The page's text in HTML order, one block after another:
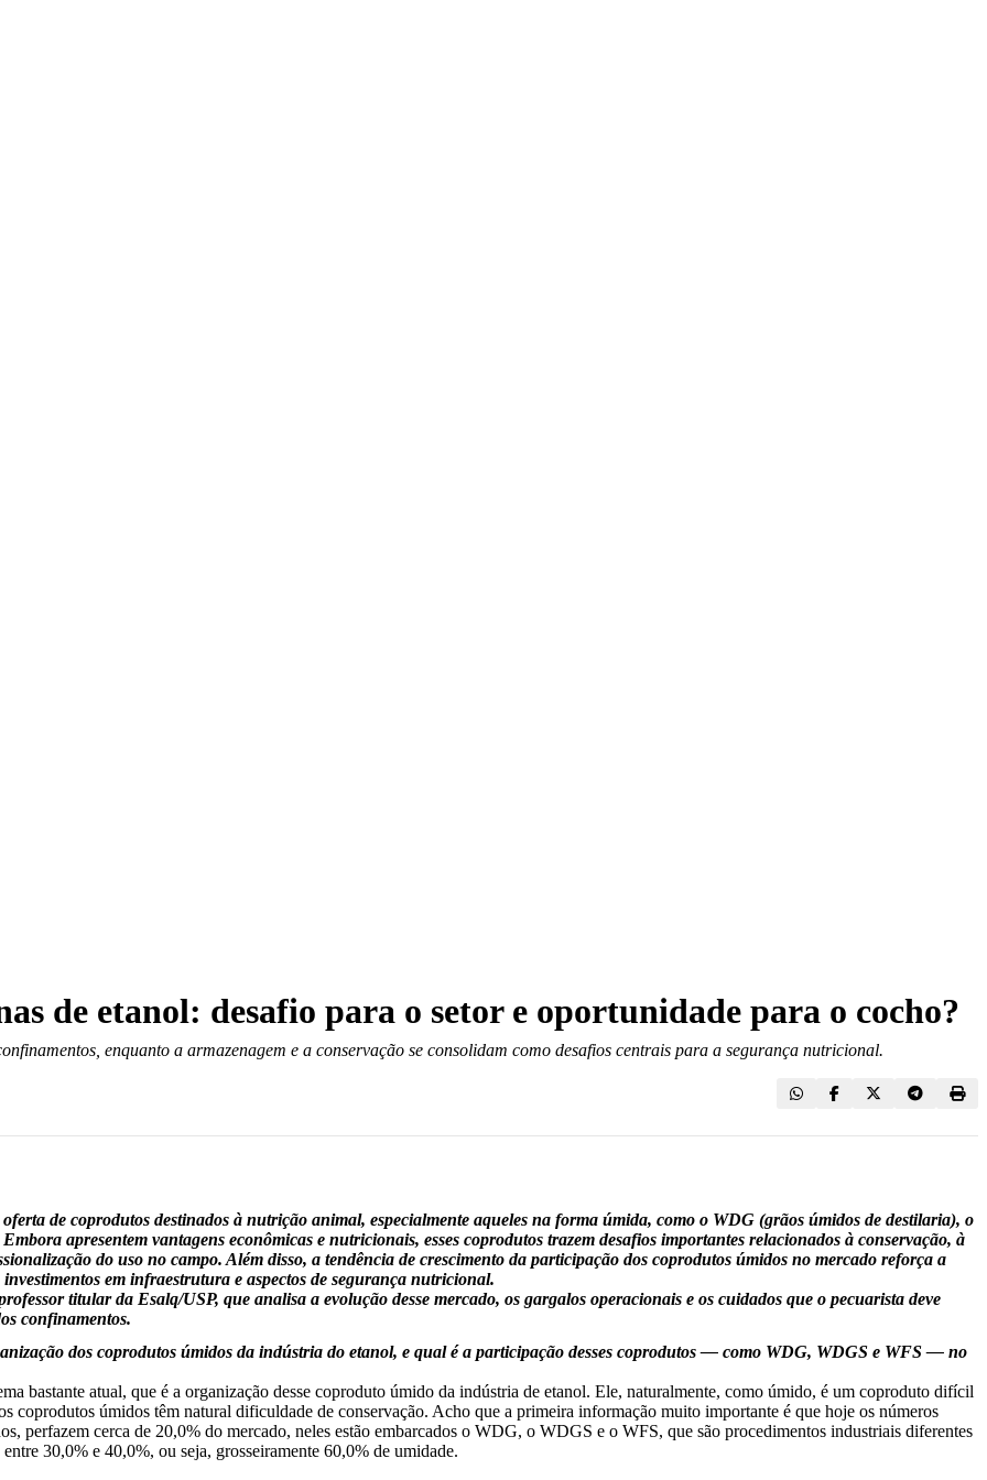
de etanol: desafio para o setor e oportunidade para o cocho?
enquanto a armazenagem e a conservação se consolidam como desafios centrais para a segurança nutricional.
de coprodutos destinados à nutrição animal, especialmente aqueles na forma úmida, como o WDG (grãos úmidos de destilaria), o
apresentem vantagens econômicas e nutricionais, esses coprodutos trazem desafios importantes relacionados à conservação, à
do uso no campo. Além disso, a tendência de crescimento da participação dos coprodutos úmidos no mercado reforça a
em infraestrutura e aspectos de segurança nutricional.
titular da Esalq/USP, que analisa a evolução desse mercado, os gargalos operacionais e os cuidados que o pecuarista deve
confinamentos.
dos coprodutos úmidos da indústria do etanol, e qual é a participação desses coprodutos — como WDG, WDGS e WFS — no
bastante atual, que é a organização desse coproduto úmido da indústria de etanol. Ele, naturalmente, como úmido, é um coproduto difícil
coprodutos úmidos têm natural dificuldade de conservação. Acho que a primeira informação muito importante é que hoje os números
perfazem cerca de 20,0% do mercado, neles estão embarcados o WDG, o WDGS e o WFS, que são procedimentos industriais diferentes
30,0% e 40,0%, ou seja, grosseiramente 60,0% de umidade.